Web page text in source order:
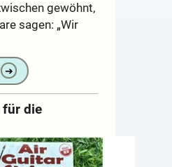
gewöhnt,
sagen: „Wir
➔
für die